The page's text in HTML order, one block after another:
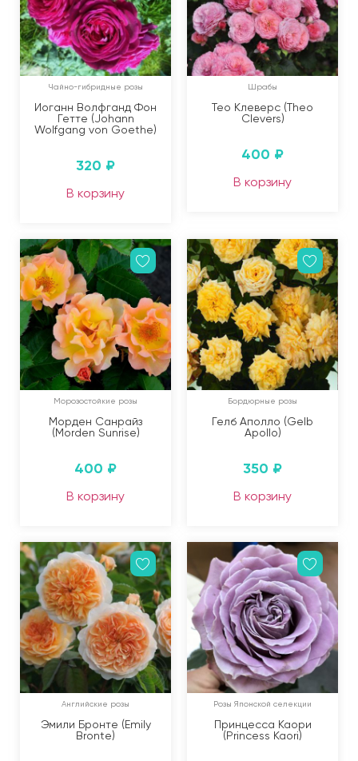
Чайно-гибридные розы
Иоганн Волфганд Фон
Гетте (Johann
Wolfgang von Goethe)
320 ₽
В корзину
Шрабы
Тео Клеверс (Theo
Clevers)
400 ₽
В корзину
Морозостойкие розы
Морден Санрайз
(Morden Sunrise)
400 ₽
В корзину
Бордюрные розы
Гелб Аполло (Gelb
Apollo)
350 ₽
В корзину
Английские розы
Эмили Бронте (Emily
Bronte)
Розы Японской селекции
Принцесса Каори
(Princess Kaori)